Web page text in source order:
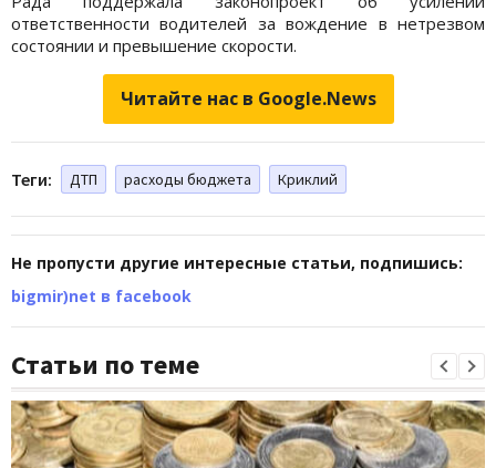
ответственности водителей за вождение в нетрезвом
состоянии и превышение скорости.
Читайте нас в Google.News
Теги: ДТП расходы бюджета Криклий
Не пропусти другие интересные статьи, подпишись:
bigmir)net в facebook
Статьи по теме